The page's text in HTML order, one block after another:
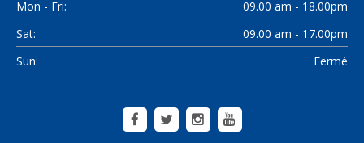
Mon - Fri:
09.00 am - 18.00pm
Sat:
09.00 am - 17.00pm
Sun:
Fermé